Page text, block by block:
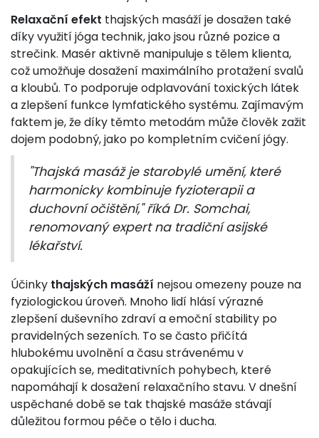
Relaxační efekt thajských masáží je dosažen také
díky využití jóga technik, jako jsou různé pozice a
strečink. Masér aktivně manipuluje s tělem klienta,
což umožňuje dosažení maximálního protažení svalů
a kloubů. To podporuje odplavování toxických látek
a zlepšení funkce lymfatického systému. Zajímavým
faktem je, že díky těmto metodám může člověk zažit
dojem podobný, jako po kompletním cvičení jógy.
"Thajská masáž je starobylé umění, které
harmonicky kombinuje fyzioterapii a
duchovní očištění," říká Dr. Somchai,
renomovaný expert na tradiční asijské
lékařství.
Účinky thajských masáží nejsou omezeny pouze na
fyziologickou úroveň. Mnoho lidí hlásí výrazné
zlepšení duševního zdraví a emoční stability po
pravidelných sezeních. To se často přičítá
hlubokému uvolnění a času strávenému v
opakujících se, meditativních pohybech, které
napomáhají k dosažení relaxačního stavu. V dnešní
uspěchané době se tak thajské masáže stávají
důležitou formou péče o tělo i ducha.